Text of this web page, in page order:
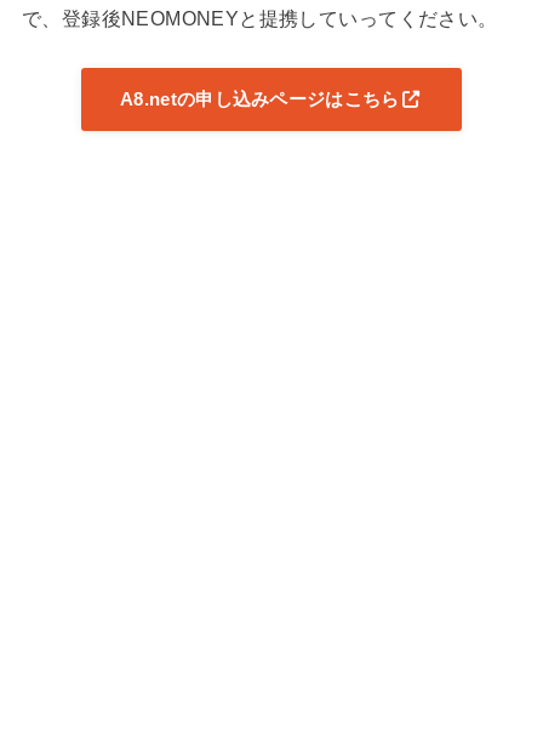
で、登録後NEOMONEYと提携していってください。
A8.netの申し込みページはこちら